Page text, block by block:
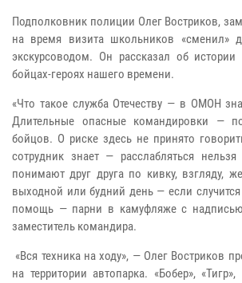
Подполковник полиции Олег Востриков,
на время визита школьников «сменил»
экскурсоводом. Он рассказал об истории
бойцах-героях нашего времени.
«Что такое служба Отечеству — в ОМОН
Длительные опасные командировки —
бойцов. О риске здесь не принято
сотрудник знает — расслабляться
понимают друг друга по кивку, взгляду,
выходной или будний день — если
помощь — парни в камуфляже с
заместитель командира.
«Вся техника на ходу», — Олег Востриков
на территории автопарка. «Бобер»,